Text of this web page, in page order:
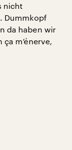
nicht
Dummkopf
da haben wir
m’énerve,